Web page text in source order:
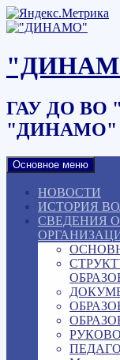
Наверх
ГАУ ДО ВО
"ДИНАМО"
Основное меню
НОВОСТИ
ИСТОРИЯ
СВЕДЕНИЯ